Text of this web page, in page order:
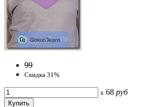
99
Скидка 31%
x 68 руб